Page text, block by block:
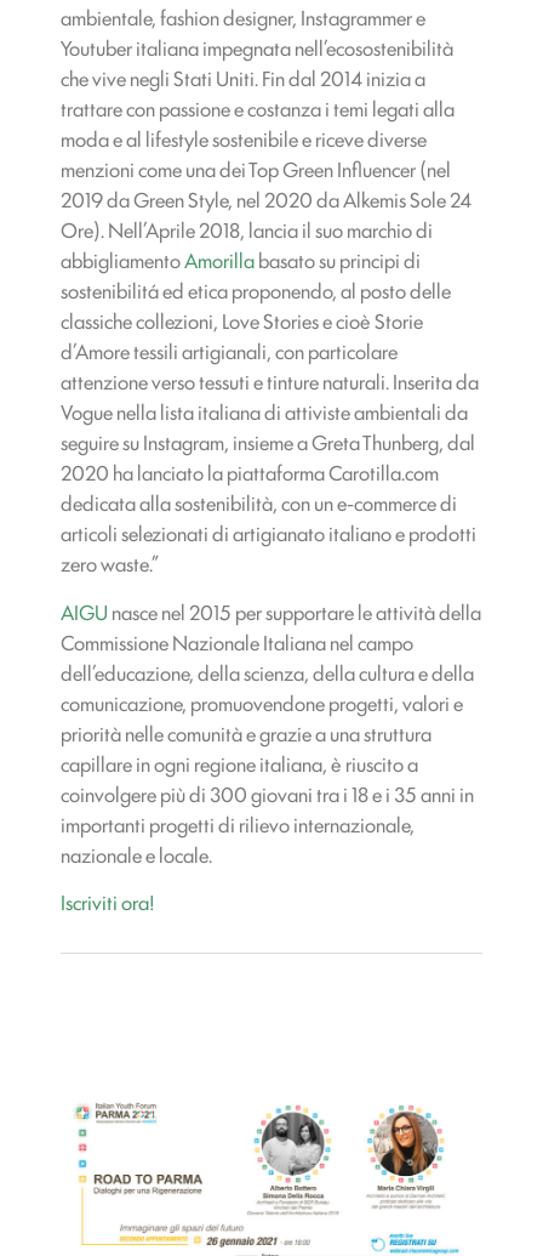
ambientale, fashion designer, Instagrammer e
Youtuber italiana impegnata nell’ecosostenibilità
che vive negli Stati Uniti. Fin dal 2014 inizia a
trattare con passione e costanza i temi legati alla
moda e al lifestyle sostenibile e riceve diverse
menzioni come una dei Top Green Influencer (nel
2019 da Green Style, nel 2020 da Alkemis Sole 24
Ore). Nell’Aprile 2018, lancia il suo marchio di
abbigliamentoAmorillabasato su principi di
sostenibilitá ed etica proponendo, al posto delle
classiche collezioni, Love Stories e cioè Storie
d’Amore tessili artigianali, con particolare
attenzione verso tessuti e tinture naturali. Inserita da
Vogue nella lista italiana di attiviste ambientali da
seguire su Instagram, insieme a Greta Thunberg, dal
2020 ha lanciato la piattaforma Carotilla.com
dedicata alla sostenibilità, con un e-commerce di
articoli selezionati di artigianato italiano e prodotti
zero waste.”
AIGU nasce nel 2015 per supportare le attività della
Commissione Nazionale Italiana nel campo
dell’educazione, della scienza, della cultura e della
comunicazione, promuovendone progetti, valori e
priorità nelle comunità e grazie a una struttura
capillare in ogni regione italiana, è riuscito a
coinvolgere più di 300 giovani tra i 18 e i 35 anni in
importanti progetti di rilievo internazionale,
nazionale e locale.
Iscriviti ora!